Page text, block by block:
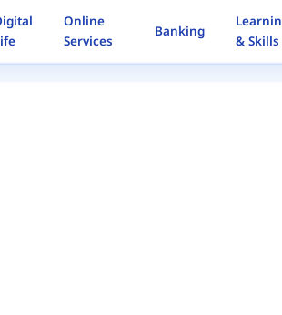
Online
Services
Banking
& Skills